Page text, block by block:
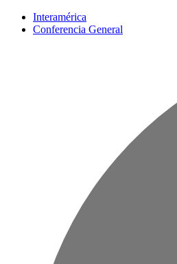
Interamérica
Conferencia General